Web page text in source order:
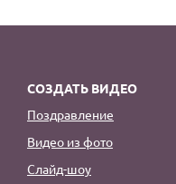
СОЗДАТЬ ВИДЕО
Поздравление
Видео из фото
Слайд-шоу